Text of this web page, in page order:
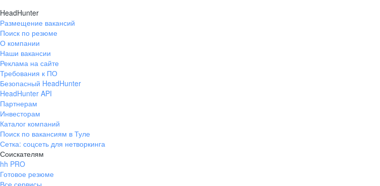
HeadHunter
Размещение вакансий
Поиск по резюме
О компании
Наши вакансии
Реклама на сайте
Требования к ПО
Безопасный HeadHunter
HeadHunter API
Партнерам
Инвесторам
Каталог компаний
Поиск по вакансиям в Туле
Сетка: соцсеть для нетворкинга
Соискателям
hh PRO
Готовое резюме
Все сервисы